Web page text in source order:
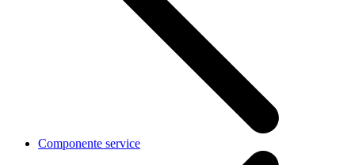
Componente service